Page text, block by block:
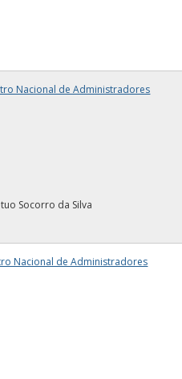
Nacional de Administradores
Socorro da Silva
Nacional de Administradores